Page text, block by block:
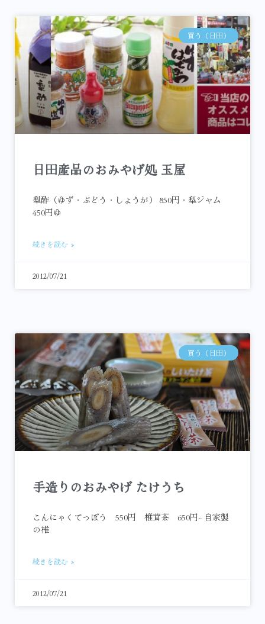
買う（日田）
日田産品のおみやげ処 玉屋
梨酢（ゆず・ぶどう・しょうが） 850円・梨ジャム
450円ゆ
続きを読む »
2012/07/21
買う（日田）
手造りのおみやげ たけうち
こんにゃくてっぽう 550円 椎茸茶 650円~ 自家製
の椎
続きを読む »
2012/07/21